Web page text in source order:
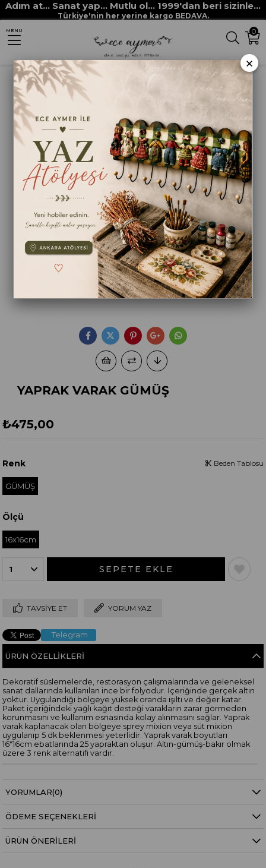
Adım at... Sanat yap... Mutlu ol... 1999'dan beri sizinle...
Türkiye'nin her yerine kargo BEDAVA.
0
MENU
Anasayfa BOYAMA ANA MALZEMELERİ VARAK ÇEŞİTLERİ
YAPRAK VARAK GÜMÜŞ
YAPRAK VARAK GÜMÜŞ
₺475,00
Renk
GÜMÜŞ
Beden Tablosu
Ölçü
16x16cm
TAVSIYE ET YORUM YAZ
Telegram
ÜRÜN ÖZELLIKLERI
Dekoratif süslemelerde, restorasyon çalışmalarında ve geleneksel
sanat dallarında kullanılan ince bir folyodur. İçeriğinde gerçek altın
yoktur. Uygulandığı bölgeye yüksek oranda ışıltı ve değer katar.
Paket içeriğindeki yağlı kağıt desteği varakların zarar görmeden
korunmasını ve kullanım esnasında kolay alınmasını sağlar. Yaprak
varak kaplanacak olan bölgeye sprey mixion veya süt mixion
uygulanıp 5 dk beklenmesi yeterlidir. Yaprak varak boyutları
16*16cm ebatlarında 25 yapraktan oluşur. Altın-gümüş-bakır olmak
üzere 3 renk alternatifi vardır.
YORUMLAR(0)
ÖDEME SEÇENEKLERI
ÜRÜN ÖNERILERI
×